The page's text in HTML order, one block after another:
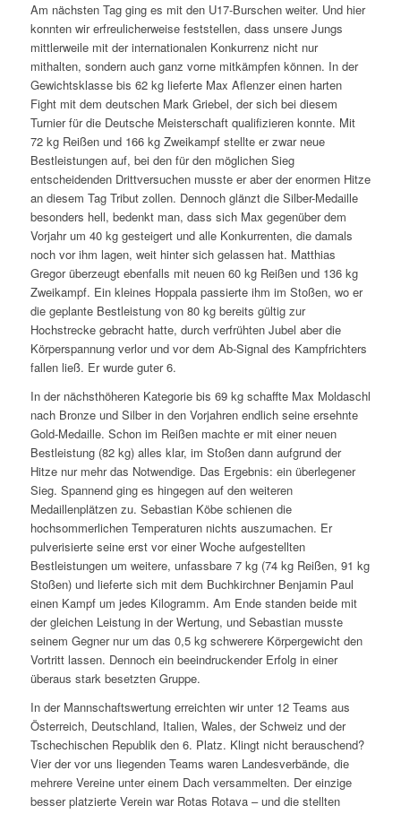
Am nächsten Tag ging es mit den U17-Burschen weiter. Und hier
konnten wir erfreulicherweise feststellen, dass unsere Jungs
mittlerweile mit der internationalen Konkurrenz nicht nur
mithalten, sondern auch ganz vorne mitkämpfen können. In der
Gewichtsklasse bis 62 kg lieferte Max Aflenzer einen harten
Fight mit dem deutschen Mark Griebel, der sich bei diesem
Turnier für die Deutsche Meisterschaft qualifizieren konnte. Mit
72 kg Reißen und 166 kg Zweikampf stellte er zwar neue
Bestleistungen auf, bei den für den möglichen Sieg
entscheidenden Drittversuchen musste er aber der enormen Hitze
an diesem Tag Tribut zollen. Dennoch glänzt die Silber-Medaille
besonders hell, bedenkt man, dass sich Max gegenüber dem
Vorjahr um 40 kg gesteigert und alle Konkurrenten, die damals
noch vor ihm lagen, weit hinter sich gelassen hat. Matthias
Gregor überzeugt ebenfalls mit neuen 60 kg Reißen und 136 kg
Zweikampf. Ein kleines Hoppala passierte ihm im Stoßen, wo er
die geplante Bestleistung von 80 kg bereits gültig zur
Hochstrecke gebracht hatte, durch verfrühten Jubel aber die
Körperspannung verlor und vor dem Ab-Signal des Kampfrichters
fallen ließ. Er wurde guter 6.
In der nächsthöheren Kategorie bis 69 kg schaffte Max Moldaschl
nach Bronze und Silber in den Vorjahren endlich seine ersehnte
Gold-Medaille. Schon im Reißen machte er mit einer neuen
Bestleistung (82 kg) alles klar, im Stoßen dann aufgrund der
Hitze nur mehr das Notwendige. Das Ergebnis: ein überlegener
Sieg. Spannend ging es hingegen auf den weiteren
Medaillenplätzen zu. Sebastian Köbe schienen die
hochsommerlichen Temperaturen nichts auszumachen. Er
pulverisierte seine erst vor einer Woche aufgestellten
Bestleistungen um weitere, unfassbare 7 kg (74 kg Reißen, 91 kg
Stoßen) und lieferte sich mit dem Buchkirchner Benjamin Paul
einen Kampf um jedes Kilogramm. Am Ende standen beide mit
der gleichen Leistung in der Wertung, und Sebastian musste
seinem Gegner nur um das 0,5 kg schwerere Körpergewicht den
Vortritt lassen. Dennoch ein beeindruckender Erfolg in einer
überaus stark besetzten Gruppe.
In der Mannschaftswertung erreichten wir unter 12 Teams aus
Österreich, Deutschland, Italien, Wales, der Schweiz und der
Tschechischen Republik den 6. Platz. Klingt nicht berauschend?
Vier der vor uns liegenden Teams waren Landesverbände, die
mehrere Vereine unter einem Dach versammelten. Der einzige
besser platzierte Verein war Rotas Rotava – und die stellten